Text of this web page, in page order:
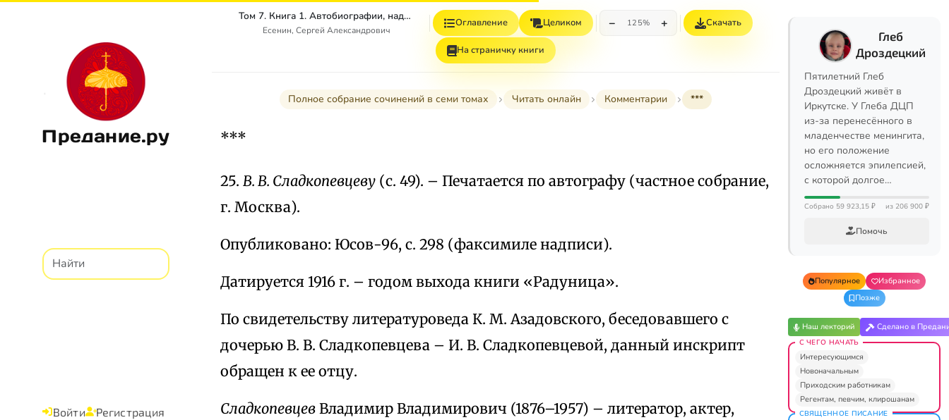
Предание.ру
Войти Регистрация
Том 7. Книга 1. Автобиографии, надписи и др
Есенин, Сергей Александрович
Оглавление Целиком − 125% + Скачать
На страничку книги
Полное собрание сочинений в семи томах Читать онлайн Комментарии ***
***
25. В. В. Сладкопевцеву (с. 49). – Печатается по автографу (частное собрание,
г. Москва).
Опубликовано: Юсов-96, с. 298 (факсимиле надписи).
Датируется 1916 г. – годом выхода книги «Радуница».
По свидетельству литературоведа К. М. Азадовского, беседовавшего с
дочерью В. В. Сладкопевцева – И. В. Сладкопевцевой, данный инскрипт
обращен к ее отцу.
Сладкопевцев Владимир Владимирович (1876–1957) – литератор, актер,
Глеб
Дроздецкий
Пятилетний Глеб
Дроздецкий живёт в
Иркутске. У Глеба ДЦП
из-за перенесённого в
младенчестве менингита,
но его положение
осложняется эпилепсией,
с которой долгое…
Собрано 59 923,15 ₽ из 206 900 ₽
Помочь
Популярное
Избранное
Позже
Наш лекторий Сделано в
С ЧЕГО НАЧАТЬ
Интересующимся
Новоначальным
Приходским работникам
Регентам, певчим, клирошанам
СВЯЩЕННОЕ ПИСАНИЕ